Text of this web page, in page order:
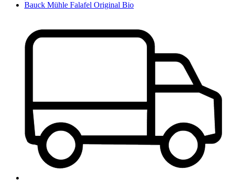
Bauck Mühle Falafel Original Bio